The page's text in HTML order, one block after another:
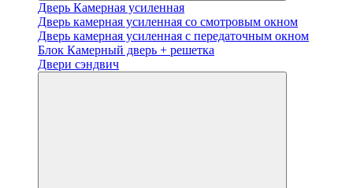
Дверь Камерная усиленная
Дверь камерная усиленная со смотровым окном
Дверь камерная усиленная с передаточным окном
Блок Камерный дверь + решетка
Двери сэндвич